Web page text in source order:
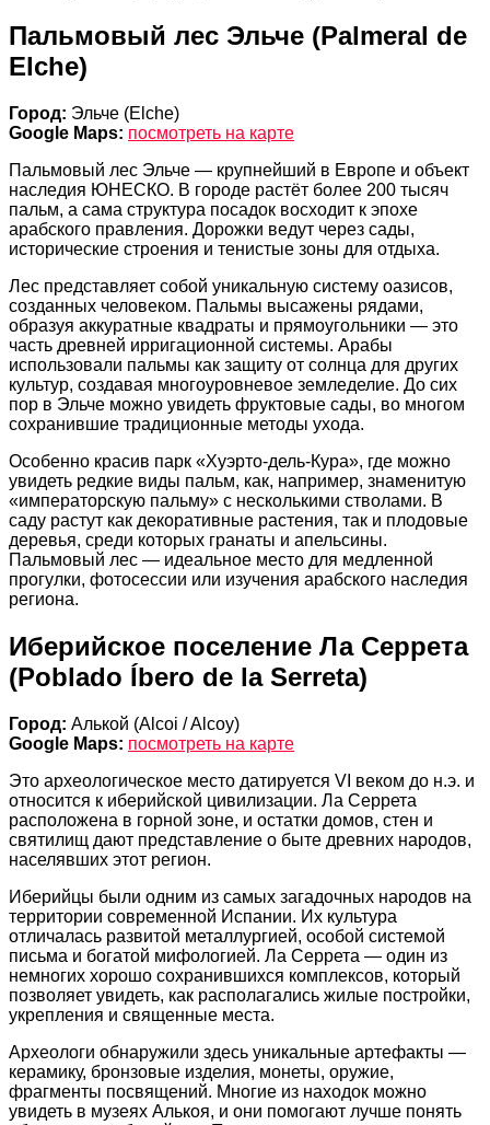
Пальмовый лес Эльче (Palmeral de
Elche)
Город: Эльче (Elche)
Google Maps: посмотреть на карте
Пальмовый лес Эльче — крупнейший в Европе и объект
наследия ЮНЕСКО. В городе растёт более 200 тысяч
пальм, а сама структура посадок восходит к эпохе
арабского правления. Дорожки ведут через сады,
исторические строения и тенистые зоны для отдыха.
Лес представляет собой уникальную систему оазисов,
созданных человеком. Пальмы высажены рядами,
образуя аккуратные квадраты и прямоугольники — это
часть древней ирригационной системы. Арабы
использовали пальмы как защиту от солнца для других
культур, создавая многоуровневое земледелие. До сих
пор в Эльче можно увидеть фруктовые сады, во многом
сохранившие традиционные методы ухода.
Особенно красив парк «Хуэрто-дель-Кура», где можно
увидеть редкие виды пальм, как, например, знаменитую
«императорскую пальму» с несколькими стволами. В
саду растут как декоративные растения, так и плодовые
деревья, среди которых гранаты и апельсины.
Пальмовый лес — идеальное место для медленной
прогулки, фотосессии или изучения арабского наследия
региона.
Иберийское поселение Ла Серрета
(Poblado Íbero de la Serreta)
Город: Алькой (Alcoi / Alcoy)
Google Maps: посмотреть на карте
Это археологическое место датируется VI веком до н.э. и
относится к иберийской цивилизации. Ла Серрета
расположена в горной зоне, и остатки домов, стен и
святилищ дают представление о быте древних народов,
населявших этот регион.
Иберийцы были одним из самых загадочных народов на
территории современной Испании. Их культура
отличалась развитой металлургией, особой системой
письма и богатой мифологией. Ла Серрета — один из
немногих хорошо сохранившихся комплексов, который
позволяет увидеть, как располагались жилые постройки,
укрепления и священные места.
Археологи обнаружили здесь уникальные артефакты —
керамику, бронзовые изделия, монеты, оружие,
фрагменты посвящений. Многие из находок можно
увидеть в музеях Алькоя, и они помогают лучше понять